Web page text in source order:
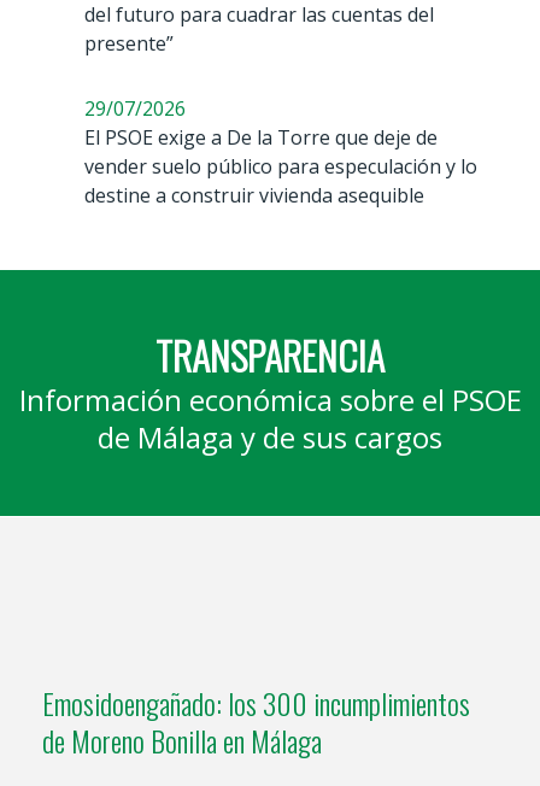
del futuro para cuadrar las cuentas del
presente”
29/07/2026
El PSOE exige a De la Torre que deje de
vender suelo público para especulación y lo
destine a construir vivienda asequible
TRANSPARENCIA
Información económica sobre el PSOE
de Málaga y de sus cargos
Emosidoengañado: los 300 incumplimientos
de Moreno Bonilla en Málaga